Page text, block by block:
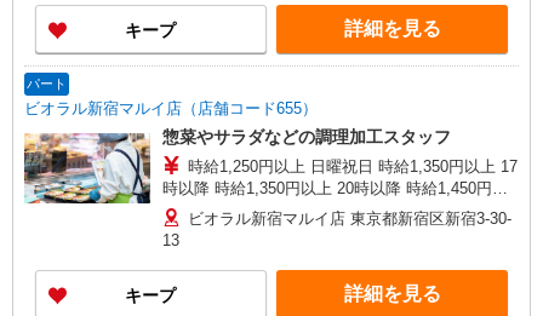
UP！
キープ 詳細を見る
パート
ビオラル新宿マルイ店（店舗コード655）
惣菜やサラダなどの調理加工スタッフ
時給1,250円以上 日曜祝日 時給1,350円以上 17
時以降 時給1,350円以上 20時以降 時給1,450円以
上
ビオラル新宿マルイ店 東京都新宿区新宿3-30-
13
キープ 詳細を見る